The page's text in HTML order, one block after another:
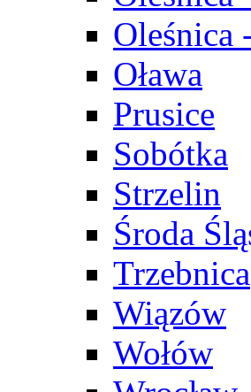
Oleśnica
Oława
Prusice
Sobótka
Strzelin
Środa
Trzebnica
Wiązów
Wołów